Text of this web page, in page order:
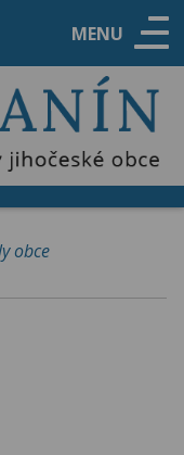
MENU
ÚŘAD
OBEC
obce